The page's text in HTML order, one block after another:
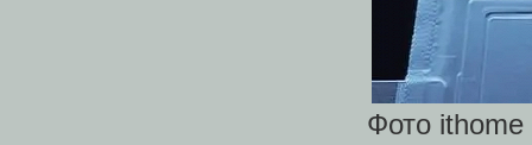
Фото ithome